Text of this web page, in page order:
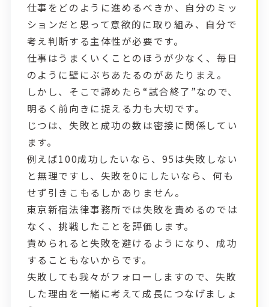
仕事をどのように進めるべきか、自分のミッ
ションだと思って意欲的に取り組み、自分で
考え判断する主体性が必要です。
仕事はうまくいくことのほうが少なく、毎日
のように壁にぶちあたるのがあたりまえ。
しかし、そこで諦めたら“試合終了”なので、
明るく前向きに捉える力も大切です。
じつは、失敗と成功の数は密接に関係してい
ます。
例えば100成功したいなら、95は失敗しない
と無理ですし、失敗を0にしたいなら、何も
せず引きこもるしかありません。
東京新宿法律事務所では失敗を責めるのでは
なく、挑戦したことを評価します。
責められると失敗を避けるようになり、成功
することもないからです。
失敗しても我々がフォローしますので、失敗
した理由を一緒に考えて成長につなげましょ